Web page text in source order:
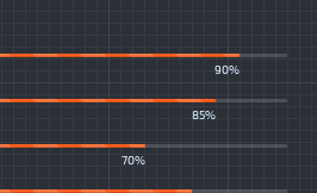
90%
85%
70%